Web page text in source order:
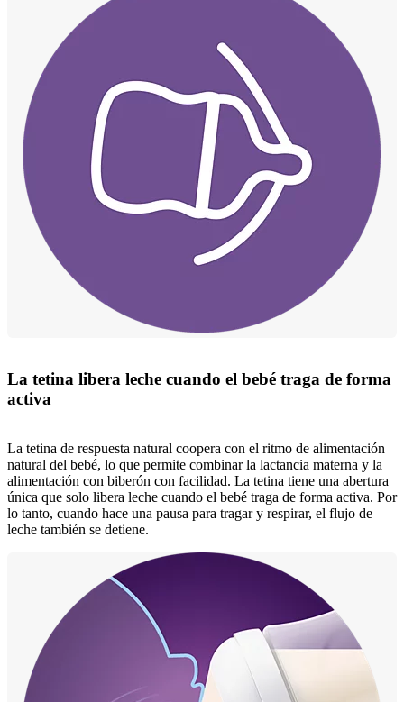
La tetina libera leche cuando el bebé traga de forma
activa
La tetina de respuesta natural coopera con el ritmo de alimentación
natural del bebé, lo que permite combinar la lactancia materna y la
alimentación con biberón con facilidad. La tetina tiene una abertura
única que solo libera leche cuando el bebé traga de forma activa. Por
lo tanto, cuando hace una pausa para tragar y respirar, el flujo de
leche también se detiene.